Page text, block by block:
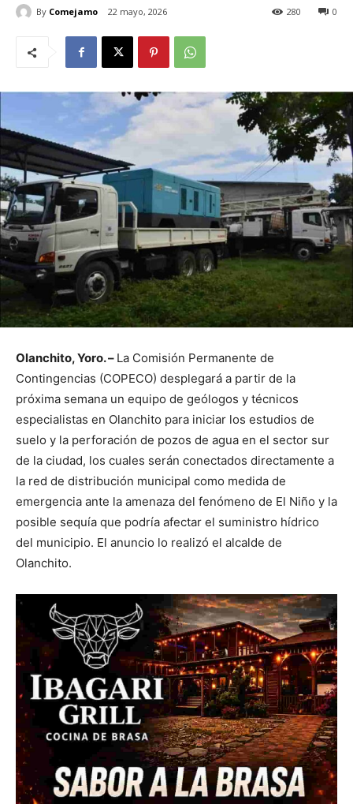
By Comejamo 22 mayo, 2026 0
280
Olanchito, Yoro. – La Comisión Permanente de
Contingencias (COPECO) desplegará a partir de la
próxima semana un equipo de geólogos y técnicos
especialistas en Olanchito para iniciar los estudios de
suelo y la perforación de pozos de agua en el sector sur
de la ciudad, los cuales serán conectados directamente a
la red de distribución municipal como medida de
emergencia ante la amenaza del fenómeno de El Niño y la
posible sequía que podría afectar el suministro hídrico
del municipio. El anuncio lo realizó el alcalde de
Olanchito.